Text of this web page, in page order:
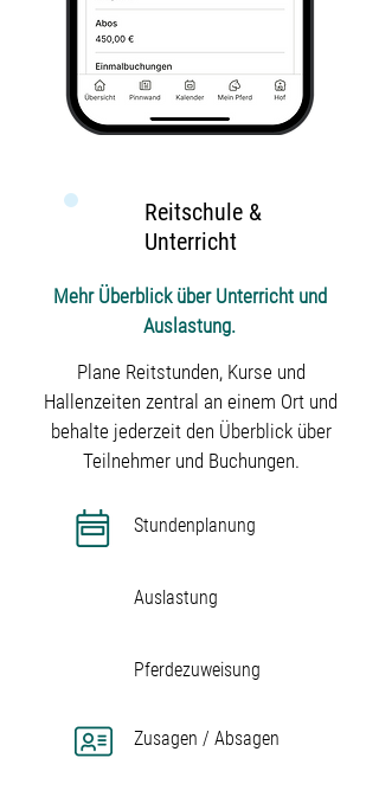
Reitschule &
Unterricht
Mehr Überblick über Unterricht und
Auslastung.
Plane Reitstunden, Kurse und
Hallenzeiten zentral an einem Ort und
behalte jederzeit den Überblick über
Teilnehmer und Buchungen.
Stundenplanung
Auslastung
Pferdezuweisung
Zusagen / Absagen